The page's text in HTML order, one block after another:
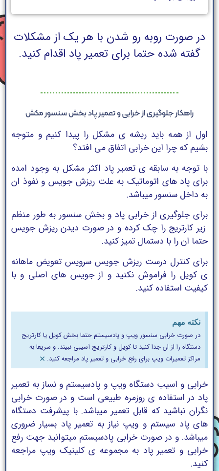
در صورت روبه رو شدن با هر یک از مشکلات
گفته شده حتما برای تعمیر پاد اقدام کنید.
راهکار جلوگیری از خرابی و تعمیر پاد بخش سنسور مکش
اول از همه باید ریشه ی مشکل را پیدا کنیم و متوجه
بشیم که چرا این خرابی اتفاق می افتد؟
با توجه به سابقه ی تعمیر پاد اکثر مشکل به وجود امده
برای پاد های اتوماتیک به علت ریزش جویس و نفوذ ان
به داخل سنسور میباشد.
برای جلوگیری از خرابی پاد و بخش سنسور به طور منظم
زیر کارتریج را چک کرده و در صورت دیدن ریزش جویس
حتما ان را با دستمال تمیز کنید.
برای کنترل درست ریزش جویس سرویس تعویض ماهانه
ی کویل را فراموش نکنید و از جویس های اصلی و با
کیفیت استفاده کنید.
نکته مهم
در صورت خرابی سنسور ویپ و پادسیستم حتما بخش کویل یا کارتریج
دستگاه را از ان جدا کنید تا کویل و کارتریج آسیبی نبیند. و سریعا به
مراکز تعمیرات ویپ برای رفع خرابی و تعمیر پاد مراجعه کنید. ×
خرابی و اسیب دستگاه ویپ و پادسیستم و نساز به تعمیر
پاد در استفاده ی روزمره طبیعی است و در صورت خرابی
نگران نباشید که قابل تعمیر میباشد. با پیشرفت دستگاه
های پاد سیستم و ویپ نیاز به تعمیر پاد بسیار ضروری
میباشد. و در صورت خرابی پادسیستم میتوانید جهت رفع
خرابی و تعمیر پاد به مجموعه ی کلینیک ویپ مراجعه
کنید.